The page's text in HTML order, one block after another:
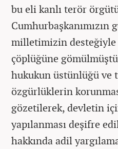
bu eli kanlı terör
milletimizin desteğiyle
çöplüğüne
hukukun üstünlüğü ve
özgürlüklerin
gözetilerek, devletin
yapılanması deşifre
hakkında adil